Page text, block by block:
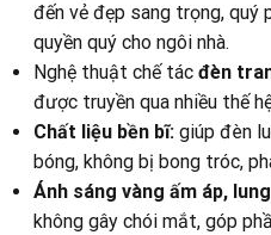
đến vẻ đẹp sang trọng, quý
quyền quý cho ngôi nhà.
Nghệ thuật chế tác đèn
được truyền qua nhiều thế
Chất liệu bền bĩ: giúp đèn
bóng, không bị bong tróc,
Ánh sáng vàng ấm áp,
không gây chói mắt, góp